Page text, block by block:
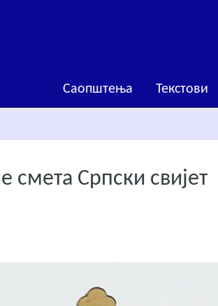
Саопштења Текстови
Српски свијет